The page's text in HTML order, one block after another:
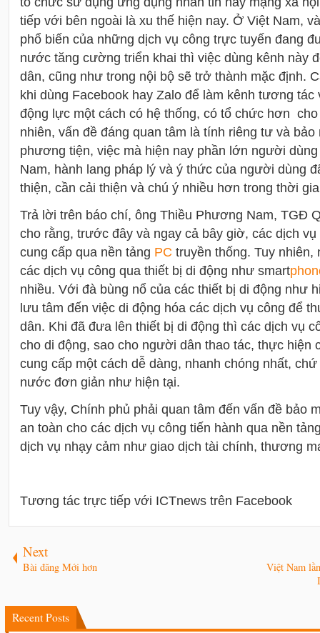
tiếp với bên ngoài là xu thế hiện nay. Ở Việt Nam,
phổ biến của những dịch vụ công trực tuyến đang
nước tăng cường triển khai thì việc dùng kênh này
dân, cũng như trong nội bộ sẽ trở thành mặc định.
khi dùng Facebook hay Zalo để làm kênh tương
động lực một cách có hệ thống, có tổ chức hơn
nhiên, vấn đề đáng quan tâm là tính riêng tư và
phương tiện, việc mà hiện nay phần lớn người
Nam, hành lang pháp lý và ý thức của người dùng
thiện, cần cải thiện và chú ý nhiều hơn trong thời
Trả lời trên báo chí, ông Thiều Phương Nam, TGĐ
cho rằng, trước đây và ngay cả bây giờ, các dịch
cung cấp qua nền tảng PC truyền thống. Tuy
các dịch vụ công qua thiết bị di động như smart
nhiều. Với đà bùng nổ của các thiết bị di động như
lưu tâm đến việc di động hóa các dịch vụ công để
dân. Khi đã đưa lên thiết bị di động thì các dịch vụ
cho di động, sao cho người dân thao tác, thực hiện
cung cấp một cách dễ dàng, nhanh chóng nhất,
nước đơn giản như hiện tại.
Tuy vậy, Chính phủ phải quan tâm đến vấn đề bảo
an toàn cho các dịch vụ công tiến hành qua nền
dịch vụ nhạy cảm như giao dịch tài chính, thương
Tương tác trực tiếp với ICTnews trên Facebook
Next
Bài đăng Mới hơn
Việt Nam
Recent Posts